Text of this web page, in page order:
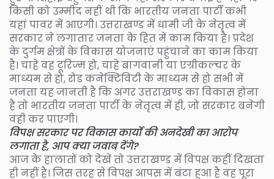
किसी को उम्मीद नहीं थी कि भारतीय जनता पार्टी कभी
यहां पावर में आएगी। उत्तराखण्ड में धामी जी के नेतृत्व में
सरकार ने लगातार जनता के हित में काम किया है। प्रदेश
के दुर्गम क्षेत्रों के विकास योजनाएं पहुंचाने का काम किया
है। चाहे वह टूरिज्म हो, चाहे बागवानी या एग्रीकल्चर के
माध्यम से हो, रोड कनेक्टिविटी के माध्यम से हो सभी में
जनता यह जानती है कि अगर उत्तराखण्ड का विकास होना
है तो भारतीय जनता पार्टी के नेतृत्व में ही, जो सरकार बनेगी
वही कर पाएगी।
विपक्ष सरकार पर विकास कार्यों की अनदेखी का आरोप
लगाता है, आप क्या जवाब देंगे?
आज के हालातों को देखें तो उत्तराखण्ड में विपक्ष कहीं दिखता
ही नहीं है। जिस तरह से विपक्ष आपस में बंटा हुआ है वह पूरा